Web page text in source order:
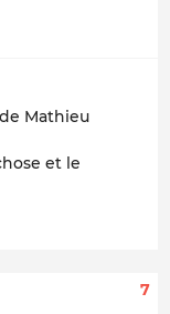
Mathieu
et le
7